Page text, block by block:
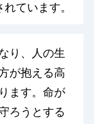
ています。
り、人の生
が抱える高
ます。命が
ろうとする